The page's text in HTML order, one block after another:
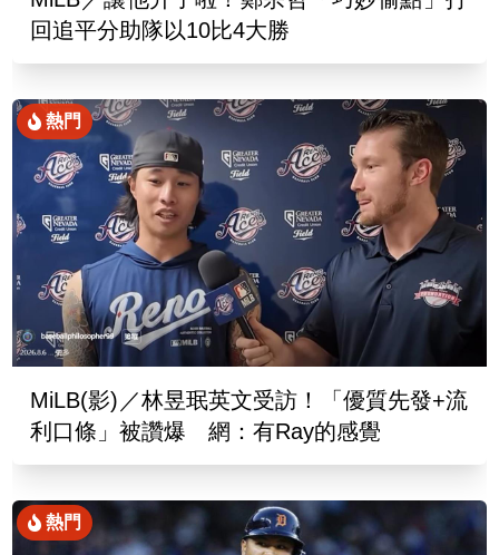
回追平分助隊以10比4大勝
熱門
MiLB(影)／林昱珉英文受訪！「優質先發+流
利口條」被讚爆 網：有Ray的感覺
熱門